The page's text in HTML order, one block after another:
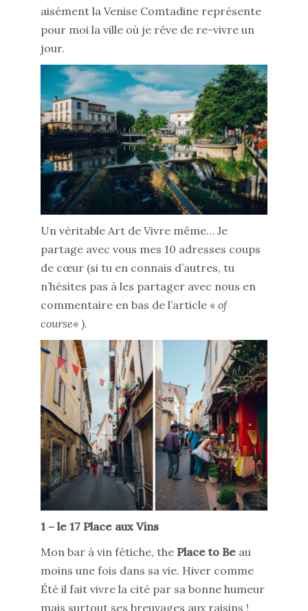
aisément la Venise Comtadine représente
pour moi la ville où je rêve de re-vivre un
jour.
Un véritable Art de Vivre même… Je
partage avec vous mes 10 adresses coups
de cœur (si tu en connais d’autres, tu
n’hésites pas à les partager avec nous en
commentaire en bas de l’article « of
course« ).
1 – le 17 Place aux Vins
Mon bar à vin fétiche, the Place to Be au
moins une fois dans sa vie. Hiver comme
Été il fait vivre la cité par sa bonne humeur
mais surtout ses breuvages aux raisins !